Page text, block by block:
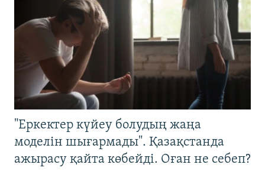
"Еркектер күйеу болудың жаңа
моделін шығармады". Қазақстанда
ажырасу қайта көбейді. Оған не себеп?